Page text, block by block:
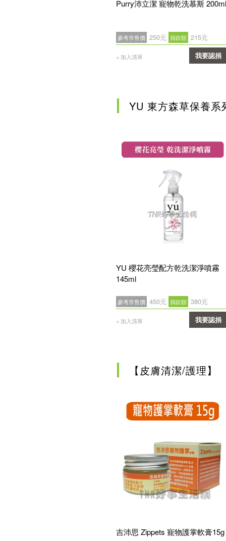
Purry沛立潔 寵物乾洗慕斯 200ml
參考市售價 250元 捐款額 215元
+ 加入清單 我要認捐
YU 東方森草保養系
YU 櫻花亮瑩配方乾洗潔淨噴霧
145ml
參考市售價 450元 捐款額 380元
+ 加入清單 我要認捐
【皮膚清潔/護理】
吉沛思 Zippets 寵物護掌軟膏15g